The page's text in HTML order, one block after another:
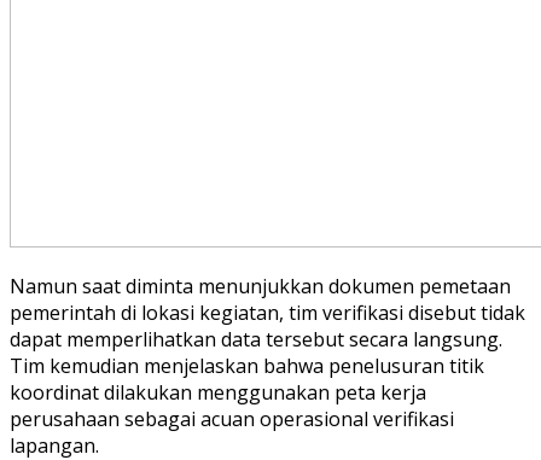
Namun saat diminta menunjukkan dokumen pemetaan
pemerintah di lokasi kegiatan, tim verifikasi disebut tidak
dapat memperlihatkan data tersebut secara langsung.
Tim kemudian menjelaskan bahwa penelusuran titik
koordinat dilakukan menggunakan peta kerja
perusahaan sebagai acuan operasional verifikasi
lapangan.